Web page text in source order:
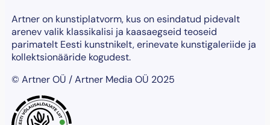
Artner on kunstiplatvorm, kus on esindatud pidevalt
arenev valik klassikalisi ja kaasaegseid teoseid
parimatelt Eesti kunstnikelt, erinevate kunstigaleriide ja
kollektsionääride kogudest.
© Artner OÜ / Artner Media OÜ 2025